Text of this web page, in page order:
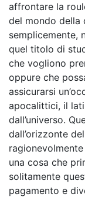
affrontare la
del mondo della
semplicemente,
quel titolo di
che vogliono
oppure che
assicurarsi
apocalittici, il
dall’universo.
dall’orizzonte
una cosa che
solitamente
pagamento e